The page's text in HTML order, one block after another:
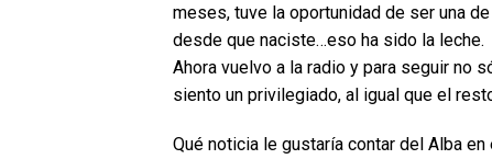
meses, tuve la oportunidad de ser una
desde que naciste…eso ha sido la leche.
Ahora vuelvo a la radio y para seguir no
siento un privilegiado, al igual que el
Qué noticia le gustaría contar del Alba en